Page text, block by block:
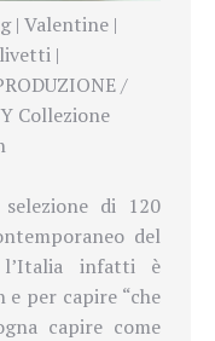
| Valentine |
|
/
Collezione
selezione di 120
del
l’Italia infatti è
per capire “che
capire come